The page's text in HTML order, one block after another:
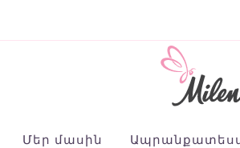
Մեր մասին